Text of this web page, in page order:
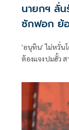
นายกฯ ลั่น
ซักฟอก ย้อ
'อนุทิน' ไม่หวั่น
ต้องแจงปมฮั้ว ส